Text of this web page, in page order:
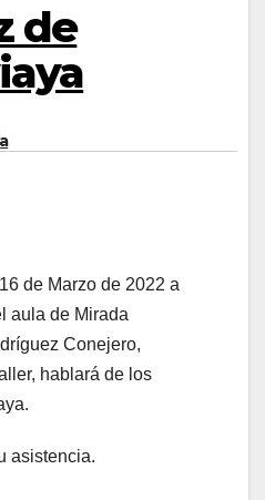
de
de Marzo de 2022 a
aula de Mirada
Conejero,
hablará de los
asistencia.